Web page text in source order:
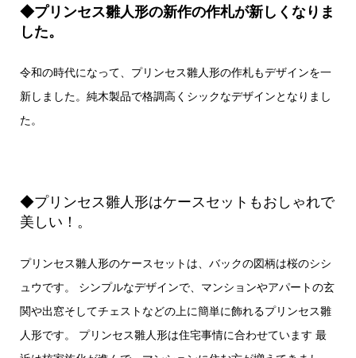
◆プリンセス雛人形の新作の作札が新しくなりま
した。
令和の時代になって、プリンセス雛人形の作札もデザインを一
新しました。純木製品で格調高くシックなデザインとなりまし
た。
◆プリンセス雛人形はケースセットもおしゃれで
美しい！。
プリンセス雛人形のケースセットは、バックの図柄は桜のシシ
ュウです。 シンプルなデザインで、マンションやアパートの玄
関や出窓そしてチェストなどの上に簡単に飾れるプリンセス雛
人形です。 プリンセス雛人形は住宅事情に合わせています 最